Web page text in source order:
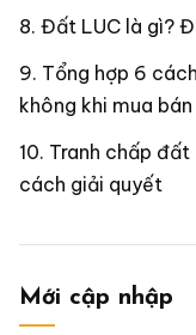
Đất LUC là gì?
Tổng hợp 6
không khi mua bán
Tranh chấp
cách giải quyết
Mới cập nhập